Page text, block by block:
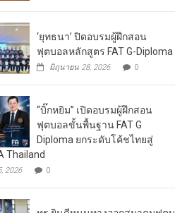
‘ยุทธนา’ ปิดอบรมผู้ฝึกสอน
ฟุตบอลหลักสูตร FAT G-Diploma
มิถุนายน 28, 2026 0
“บิ๊กหยิม” เปิดอบรมผู้ฝึกสอน
ฟุตบอลขั้นพื้นฐาน FAT G
Diploma ยกระดับโค้ชไทยสู่
Thailand
2026 0